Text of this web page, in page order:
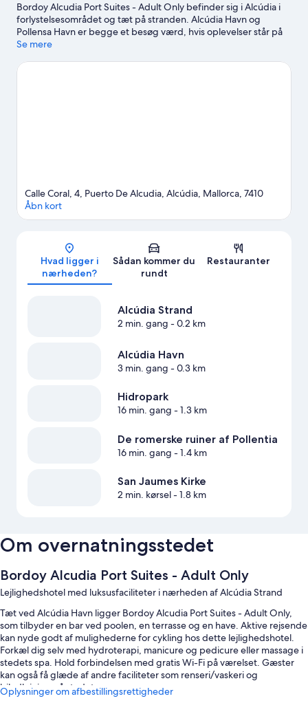
Bordoy Alcudia Port Suites - Adult Only befinder sig i Alcúdia i
forlystelsesområdet og tæt på stranden. Alcúdia Havn og
Pollensa Havn er begge et besøg værd, hvis oplevelser står på
agendaen. Er du mere interesseret i stedets natur, kan du med
Karting Can Picafort er også et besøg værd. Oplevelser som
Se mere
Kort
Calle Coral, 4, Puerto De Alcudia, Alcúdia, Mallorca, 7410
Åbn kort
Hvad ligger i
nærheden?
Sådan kommer du
rundt
Restauranter
Alcúdia Strand
2 min. gang - 0.2 km
Alcúdia Havn
3 min. gang - 0.3 km
Hidropark
16 min. gang - 1.3 km
De romerske ruiner af Pollentia
16 min. gang - 1.4 km
San Jaumes Kirke
2 min. kørsel- 1.8 km
Om overnatningsstedet
Bordoy Alcudia Port Suites - Adult Only
Lejlighedshotel med luksusfaciliteter i nærheden af Alcúdia Strand
Tæt ved Alcúdia Havn ligger Bordoy Alcudia Port Suites - Adult Only,
som tilbyder en bar ved poolen, en terrasse og en have. Aktive rejsende
kan nyde godt af mulighederne for cykling hos dette lejlighedshotel.
Forkæl dig selv med hydroterapi, manicure og pedicure eller massage i
stedets spa. Hold forbindelsen med gratis Wi-Fi på værelset. Gæster
kan også få glæde af andre faciliteter som renseri/vaskeri og
biludlejning på stedet.
Oplysninger om afbestillingsrettigheder